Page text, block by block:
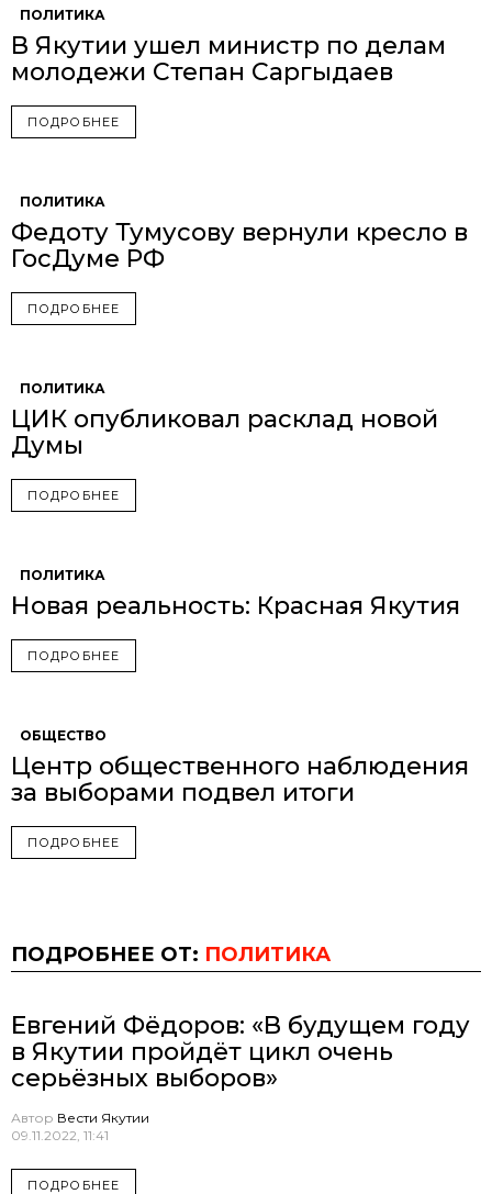
ПОЛИТИКА
В Якутии ушел министр по делам
молодежи Степан Саргыдаев
ПОДРОБНЕЕ
ПОЛИТИКА
Федоту Тумусову вернули кресло в
ГосДуме РФ
ПОДРОБНЕЕ
ПОЛИТИКА
ЦИК опубликовал расклад новой
Думы
ПОДРОБНЕЕ
ПОЛИТИКА
Новая реальность: Красная Якутия
ПОДРОБНЕЕ
ОБЩЕСТВО
Центр общественного наблюдения
за выборами подвел итоги
ПОДРОБНЕЕ
ПОДРОБНЕЕ ОТ: ПОЛИТИКА
Евгений Фёдоров: «В будущем году
в Якутии пройдёт цикл очень
серьёзных выборов»
Автор Вести Якутии
09.11.2022, 11:41
ПОДРОБНЕЕ